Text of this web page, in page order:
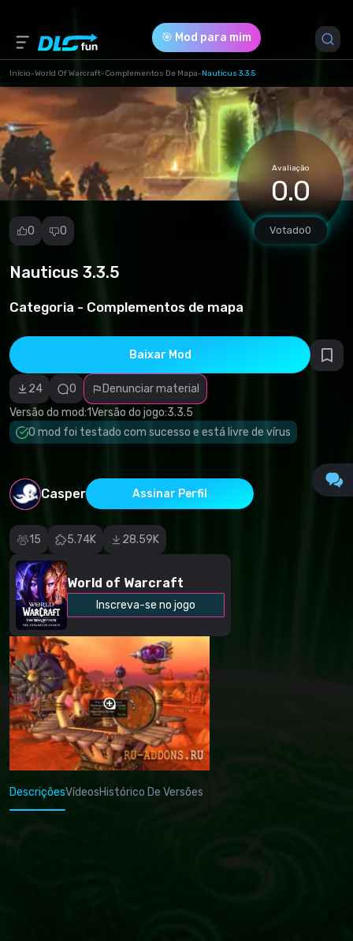
🎯 Mod para mim
Início-World Of Warcraft-Complementos De Mapa-Nauticus 3.3.5
Avaliação
0.0
Votado0
0 0
Nauticus 3.3.5
Categoria - Complementos de mapa
Baixar Mod
24 0
Denunciar material
Versão do mod:1Versão do jogo:3.3.5
O mod foi testado com sucesso e está livre de vírus
Casper Assinar Perfil
15 5.74K 28.59K
World of Warcraft
Inscreva-se no jogo
Denunciar
incorreta
Software
malicioso/vírus
Conteúdo não
funcional
Descrição
DescriçõesVídeosHistórico De Versões
Versão do Jogo *
3.3.5 (c5698c34ea7fa87632aadd5b469cf9cc.rar)
Download (298.41 Kb)